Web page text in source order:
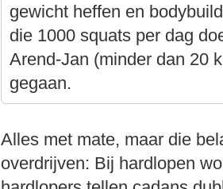
gewicht heffen en
die 1000 squats per dag
Arend-Jan (minder dan 20
gegaan.
Alles met mate, maar die
overdrijven: Bij hardlopen